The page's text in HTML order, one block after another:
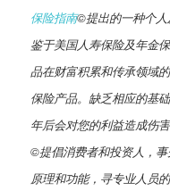
保险指南©️提出的一种个人
鉴于美国人寿保险及年金
品在财富积累和传承领域
保险产品。缺乏相应的基
年后会对您的利益造成伤
©️提倡消费者和投资人，
原理和功能，寻专业人员